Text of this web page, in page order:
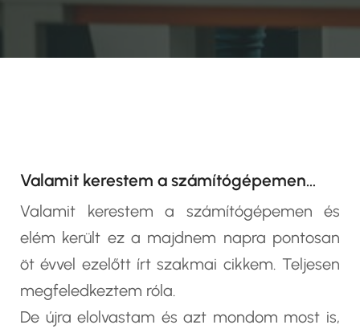
Valamit kerestem a számítógépemen…
Valamit kerestem a számítógépemen és
elém került ez a majdnem napra pontosan
öt évvel ezelőtt írt szakmai cikkem. Teljesen
megfeledkeztem róla.
De újra elolvastam és azt mondom most is,